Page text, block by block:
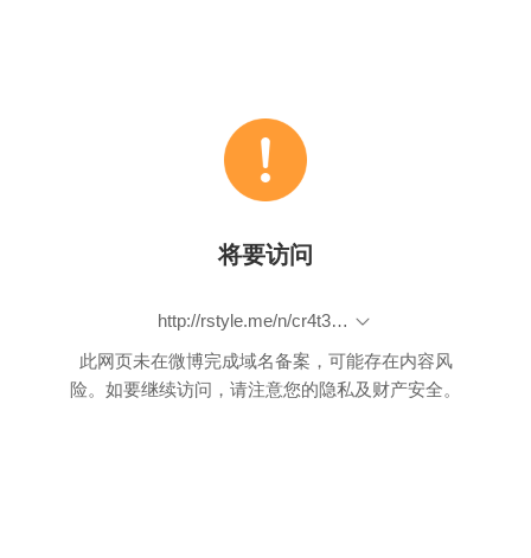
将要访问
http://rstyle.me/n/cr4t3cbp9if
此网页未在微博完成域名备案，可能存在内容风
险。如要继续访问，请注意您的隐私及财产安全。